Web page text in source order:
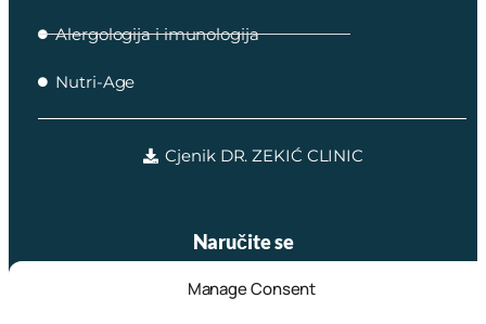
Manage Consent
Alergologija i imunologija
Nutri-Age
Cjenik DR. ZEKIĆ CLINIC
Naručite se
online rezervacijom